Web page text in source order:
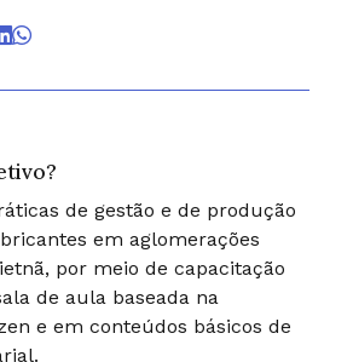
de gestão e de produção
em aglomerações
por meio de capacitação
de aula baseada na
e em conteúdos básicos de